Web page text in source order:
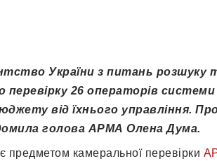
України з питань розшуку
26 операторів системи
від їхнього управління.
голова АРМА Олена Дума.
є предметом камеральної перевірки